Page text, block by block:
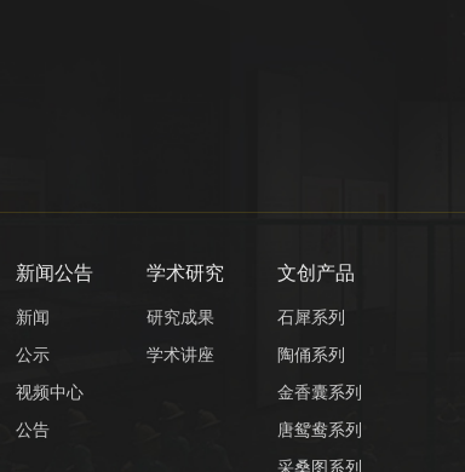
新闻公告
新闻
公示
视频中心
公告
学术研究
研究成果
学术讲座
文创产品
石犀系列
陶俑系列
金香囊系列
唐鸳鸯系列
采桑图系列